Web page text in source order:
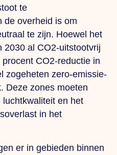
te
de overheid is om
te zijn. Hoewel het
2030 al CO2-uitstootvrij
CO2-reductie in
zogeheten zero-emissie-
Deze zones moeten
en het
in het
er in gebieden binnen